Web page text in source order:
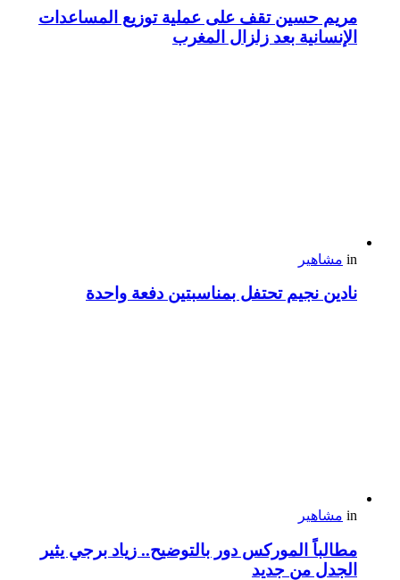
مريم حسين تقف على عملية توزيع المساعدات
الإنسانية بعد زلزال المغرب
in مشاهير
نادين نجيم تحتفل بمناسبتين دفعة واحدة
in مشاهير
مطالباً الموركس دور بالتوضيح.. زياد برجي يثير
الجدل من جديد